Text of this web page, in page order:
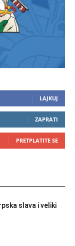
LAJKUJ
ZAPRATI
PRETPLATITE SE
slava i veliki